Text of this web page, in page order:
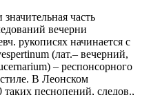
часть
вечерни
рукописях начинается с
(лат.– вечерний,
– респонсорного
В Леонском
песнопений, следов.,